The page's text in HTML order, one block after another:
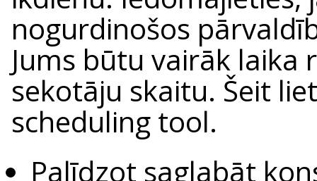
nogurdinošos
Jums būtu vairāk
sekotāju skaitu. Šeit
scheduling tool.
Palīdzot saglabāt